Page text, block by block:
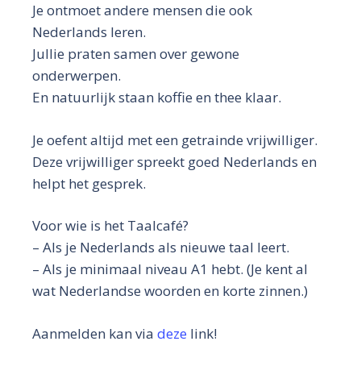
Je ontmoet andere mensen die ook
Nederlands leren.
Jullie praten samen over gewone
onderwerpen.
En natuurlijk staan koffie en thee klaar.
Je oefent altijd met een getrainde vrijwilliger.
Deze vrijwilliger spreekt goed Nederlands en
helpt het gesprek.
Voor wie is het Taalcafé?
– Als je Nederlands als nieuwe taal leert.
– Als je minimaal niveau A1 hebt. (Je kent al
wat Nederlandse woorden en korte zinnen.)
Aanmelden kan via deze link!